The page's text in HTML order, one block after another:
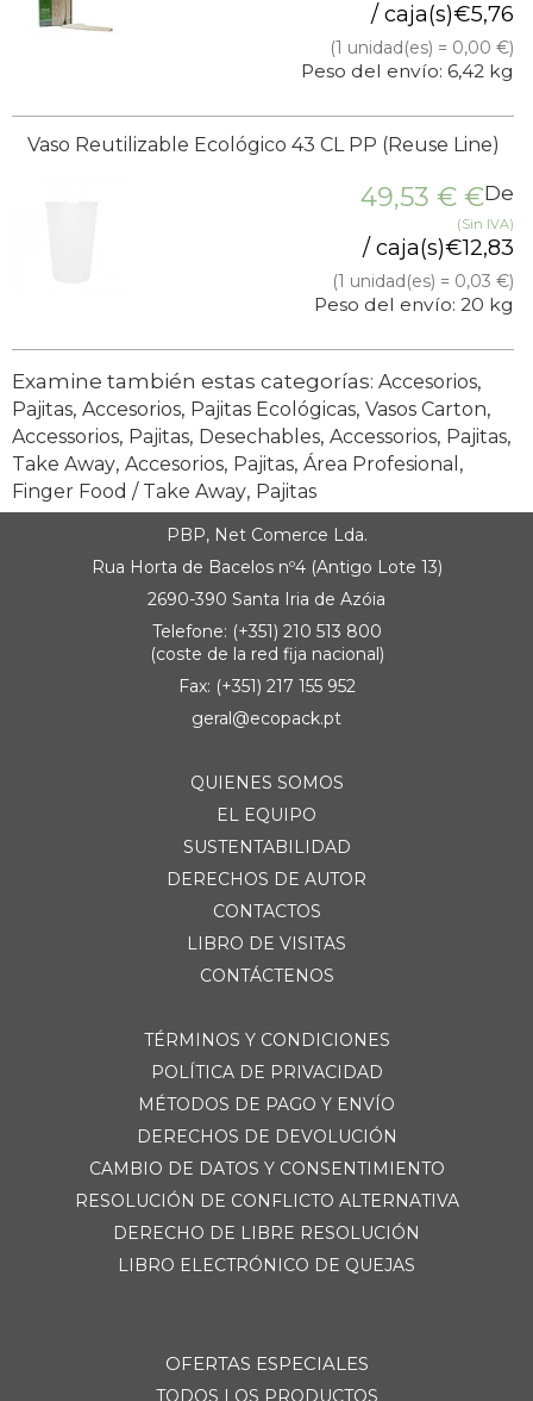
5,76
€
/ caja(s)
(1 unidad(es) = 0,00 €)
Peso del envío: 6,42 kg
Vaso Reutilizable Ecológico 43 CL PP (Reuse Line)
De
49,53 € €
(Sin IVA)
12,83
€
/ caja(s)
(1 unidad(es) = 0,03 €)
Peso del envío: 20 kg
Examine también estas categorías: Accesorios,
Pajitas, Accesorios, Pajitas Ecológicas, Vasos Carton,
Accessorios, Pajitas, Desechables, Accessorios, Pajitas,
Take Away, Accesorios, Pajitas, Área Profesional ,
Finger Food / Take Away, Pajitas
PBP, Net Comerce Lda.
Rua Horta de Bacelos nº4 (Antigo Lote 13)
2690-390 Santa Iria de Azóia
Telefone: (+351) 210 513 800
(coste de la red fija nacional)
Fax: (+351) 217 155 952
geral@ecopack.pt
QUIENES SOMOS
EL EQUIPO
SUSTENTABILIDAD
DERECHOS DE AUTOR
CONTACTOS
LIBRO DE VISITAS
CONTÁCTENOS
TÉRMINOS Y CONDICIONES
POLÍTICA DE PRIVACIDAD
MÉTODOS DE PAGO Y ENVÍO
DERECHOS DE DEVOLUCIÓN
CAMBIO DE DATOS Y CONSENTIMIENTO
RESOLUCIÓN DE CONFLICTO ALTERNATIVA
DERECHO DE LIBRE RESOLUCIÓN
LIBRO ELECTRÓNICO DE QUEJAS
OFERTAS ESPECIALES
TODOS LOS PRODUCTOS